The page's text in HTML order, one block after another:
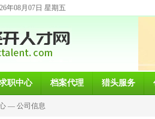
年08月07日 星期五
职中心 档案代理 猎头服务
— 公司信息